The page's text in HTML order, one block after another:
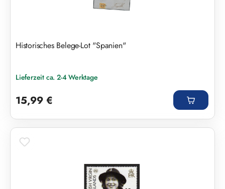
Historisches Belege-Lot "Spanien"
Lieferzeit ca. 2-4 Werktage
15,99 €